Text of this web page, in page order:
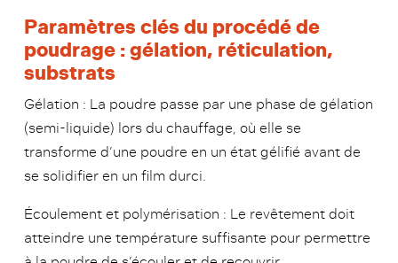
Paramètres clés du procédé de
poudrage : gélation, réticulation,
substrats
Gélation : La poudre passe par une phase de gélation
(semi-liquide) lors du chauffage, où elle se
transforme d’une poudre en un état gélifié avant de
se solidifier en un film durci.
Écoulement et polymérisation : Le revêtement doit
atteindre une température suffisante pour permettre